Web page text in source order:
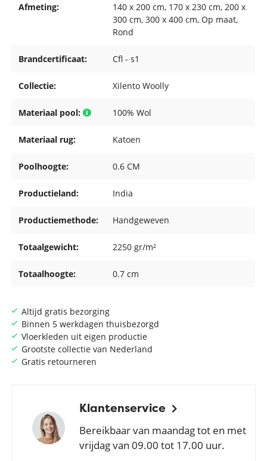
Altijd gratis bezorging
Binnen 5 werkdagen thuisbezorgd
Vloerkleden uit eigen productie
Grootste collectie van Nederland
Gratis retourneren
Klantenservice
Bereikbaar van maandag tot en met
vrijdag van 09.00 tot 17.00 uur.
Afmeting: 140 x 200 cm, 170 x 230 cm, 200 x
300 cm, 300 x 400 cm, Op maat,
Rond
Brandcertificaat: Cfl - s1
Collectie: Xilento Woolly
Materiaal pool: 100% Wol
Materiaal rug: Katoen
Poolhoogte: 0.6 CM
Productieland: India
Productiemethode: Handgeweven
Totaalgewicht: 2250 gr/m²
Totaalhoogte: 0.7 cm